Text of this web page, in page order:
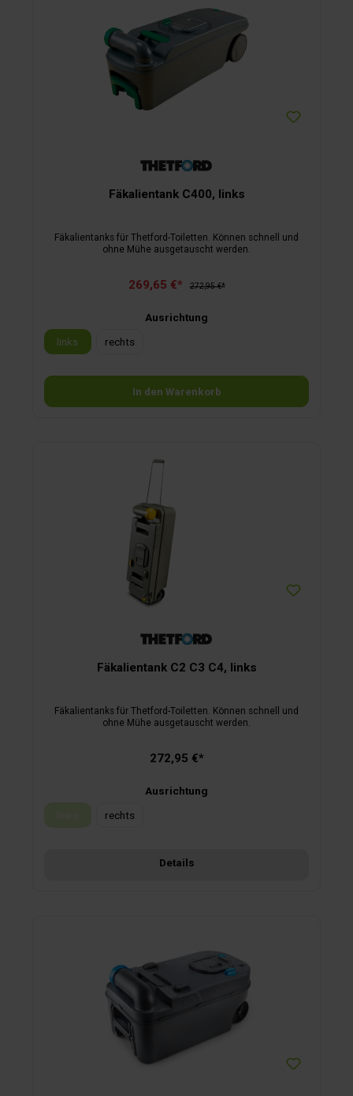
Fäkalientank C400, links
Fäkalientanks für Thetford-Toiletten. Können schnell und
ohne Mühe ausgetauscht werden.
269,65 €* 272,95 €*
Ausrichtung
links
rechts
In den Warenkorb
Fäkalientank C2 C3 C4, links
Fäkalientanks für Thetford-Toiletten. Können schnell und
ohne Mühe ausgetauscht werden.
272,95 €*
Ausrichtung
(Diese Option ist zurzeit nicht verfügbar.)
rechts
Details